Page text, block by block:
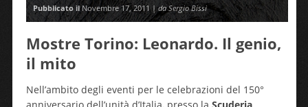
Pubblicato ilNovembre 17, 2011 |da Sergio Bissi
Mostre Torino: Leonardo. Il genio,
il mito
Nell’ambito degli eventi per le celebrazioni del 150°